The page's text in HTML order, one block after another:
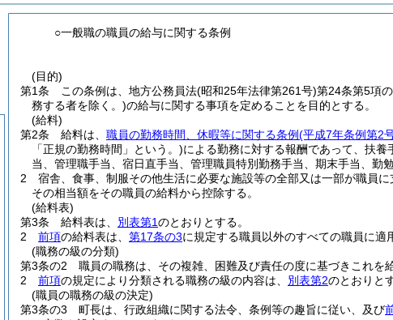
○一般職の職員の給与に関する条例
(目的)
第1条
この条例は、地方公務員法(昭和25年法律第261号)第24条第5項
務する者を除く。)の給与に関する事項を定めることを目的とする。
(給料)
第2条
給料は、 職員の勤務時間、休暇等に関する条例(平成7年条例第2
「正規の勤務時間」という。)による勤務に対する報酬であって、扶
当、管理職手当、宿日直手当、管理職員特別勤務手当、期末手当、勤
2
宿舎、食事、制服その他生活に必要な施設等の全部又は一部が職員
その相当額をその職員の給料から控除する。
(給料表)
第3条
給料表は、 別表第1のとおりとする。
2
前項の給料表は、 第17条の3に規定する職員以外のすべての職員に適
(職務の級の分類)
第3条の2
職員の職務は、その複雑、困難及び責任の度に基づきこれを
2
前項の規定により分類される職務の級の内容は、 別表第2のとおりと
(職員の職務の級の決定)
第3条の3
町長は、行政組織に関する法令、条例等の趣旨に従い、及び